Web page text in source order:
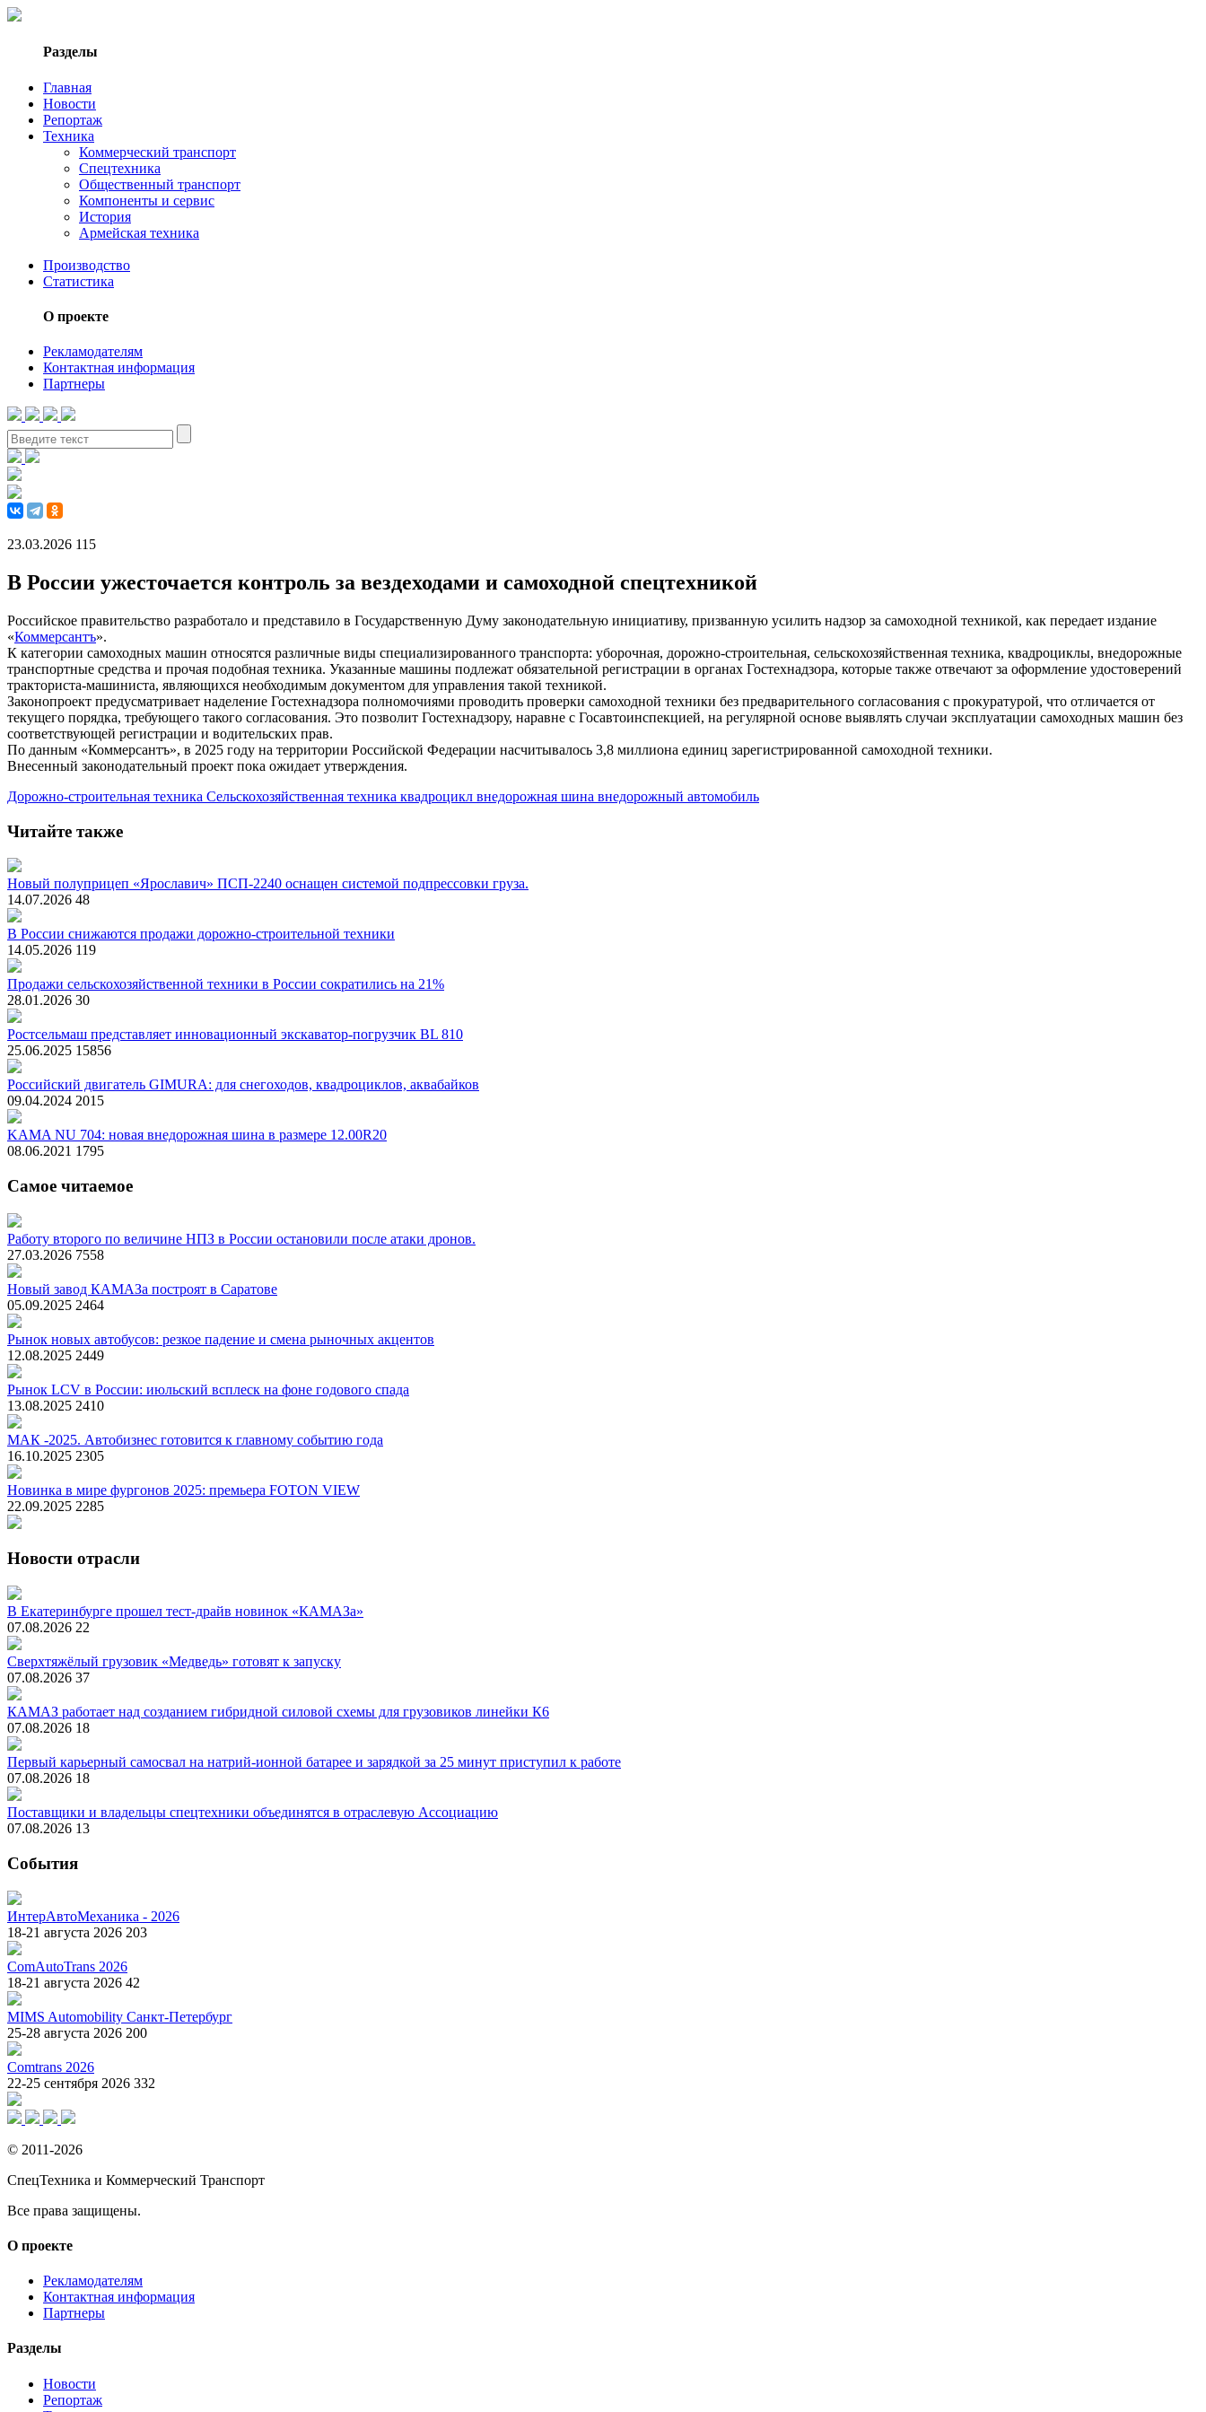
Разделы
Главная
Новости
Репортаж
Техника
Коммерческий транспорт
Спецтехника
Общественный транспорт
Компоненты и сервис
История
Армейская техника
Производство
Статистика
О проекте
Рекламодателям
Контактная информация
Партнеры
23.03.2026 115
В России ужесточается контроль за вездеходами и самоходной спецтехникой
Российское правительство разработало и представило в Государственную Думу законодательную инициативу, призванную усилить надзор за самоходной техникой, как передает издание
«Коммерсантъ».
К категории самоходных машин относятся различные виды специализированного транспорта: уборочная, дорожно-строительная, сельскохозяйственная техника, квадроциклы, внедорожные
транспортные средства и прочая подобная техника. Указанные машины подлежат обязательной регистрации в органах Гостехнадзора, которые также отвечают за оформление удостоверений
тракториста-машиниста, являющихся необходимым документом для управления такой техникой.
Законопроект предусматривает наделение Гостехнадзора полномочиями проводить проверки самоходной техники без предварительного согласования с прокуратурой, что отличается от
текущего порядка, требующего такого согласования. Это позволит Гостехнадзору, наравне с Госавтоинспекцией, на регулярной основе выявлять случаи эксплуатации самоходных машин без
соответствующей регистрации и водительских прав.
По данным «Коммерсантъ», в 2025 году на территории Российской Федерации насчитывалось 3,8 миллиона единиц зарегистрированной самоходной техники.
Внесенный законодательный проект пока ожидает утверждения.
Дорожно-строительная техника Сельскохозяйственная техника квадроцикл внедорожная шина внедорожный автомобиль
Читайте также
Новый полуприцеп «Ярославич» ПСП-2240 оснащен системой подпрессовки груза.
14.07.2026 48
В России снижаются продажи дорожно-строительной техники
14.05.2026 119
Продажи сельскохозяйственной техники в России сократились на 21%
28.01.2026 30
Ростсельмаш представляет инновационный экскаватор-погрузчик BL 810
25.06.2025 15856
Российский двигатель GIMURA: для снегоходов, квадроциклов, аквабайков
09.04.2024 2015
KAMA NU 704: новая внедорожная шина в размере 12.00R20
08.06.2021 1795
Самое читаемое
Работу второго по величине НПЗ в России остановили после атаки дронов.
27.03.2026 7558
Новый завод КАМАЗа построят в Саратове
05.09.2025 2464
Рынок новых автобусов: резкое падение и смена рыночных акцентов
12.08.2025 2449
Рынок LCV в России: июльский всплеск на фоне годового спада
13.08.2025 2410
МАК -2025. Автобизнес готовится к главному событию года
16.10.2025 2305
Новинка в мире фургонов 2025: премьера FOTON VIEW
22.09.2025 2285
Новости отрасли
В Екатеринбурге прошел тест-драйв новинок «КАМАЗа»
07.08.2026 22
Сверхтяжёлый грузовик «Медведь» готовят к запуску
07.08.2026 37
КАМАЗ работает над созданием гибридной силовой схемы для грузовиков линейки К6
07.08.2026 18
Первый карьерный самосвал на натрий-ионной батарее и зарядкой за 25 минут приступил к работе
07.08.2026 18
Поставщики и владельцы спецтехники объединятся в отраслевую Ассоциацию
07.08.2026 13
События
ИнтерАвтоМеханика - 2026
18-21 августа 2026 203
ComAutoTrans 2026
18-21 августа 2026 42
MIMS Automobility Санкт-Петербург
25-28 августа 2026 200
Comtrans 2026
22-25 сентября 2026 332
© 2011-2026
СпецТехника и Коммерческий Транспорт
Все права защищены.
О проекте
Рекламодателям
Контактная информация
Партнеры
Разделы
Новости
Репортаж